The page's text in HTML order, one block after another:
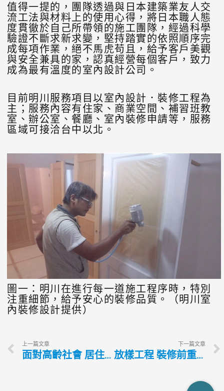
值得一提的，團隊透過與日本建築業友人交
流工法與材料上的使用心得，將日本職人態
度貫徹於自己所帶領的施工團隊，經過科學
驗證不斷求新求變，堅持踏實的依照順序完
成每項作業，絕不馬虎苟且，給予客戶美觀
與安全兼具的家，認真經營每個客戶，致力
成為最有溫度的室內設計公司。
目前明川服務項目以室內設計．裝修工程為
主；服務內容有住家、商業空間、補習班教
室、辦公室、餐廳、室內裝修申請等，服務
區域可接洽台中以北。
圖一：明川在進行每一道施工程序時，特別
注重細節，給予安心的裝修品質。（明川室
內裝修設計提供）
上一篇文章
面對高齡社會 居住安全更需重視
下一篇文章
放樣工程 裝修前重要環節